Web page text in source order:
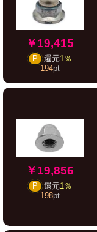
￥19,415
P 還元1％
194pt
￥19,856
P 還元1％
198pt